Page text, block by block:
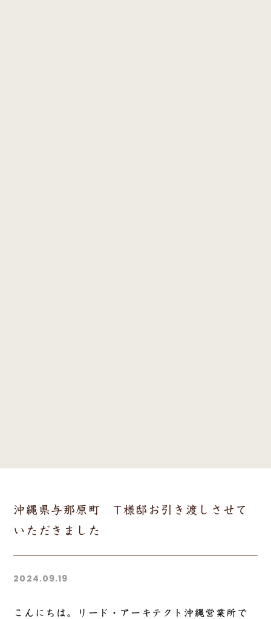
沖縄県与那原町 T様邸お引き渡しさせて
いただきました
2024.09.19
こんにちは。リード・アーキテクト沖縄営業所で